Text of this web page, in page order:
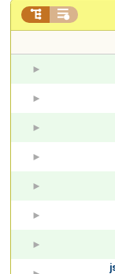
 